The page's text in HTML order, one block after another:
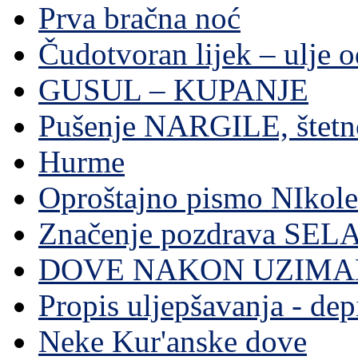
Prva bračna noć
Čudotvoran lijek – ulje
GUSUL – KUPANJE
Pušenje NARGILE,
Hurme
Oproštajno pismo
Značenje pozdrava
DOVE NAKON
Propis uljepšavanja -
Neke Kur'anske dove